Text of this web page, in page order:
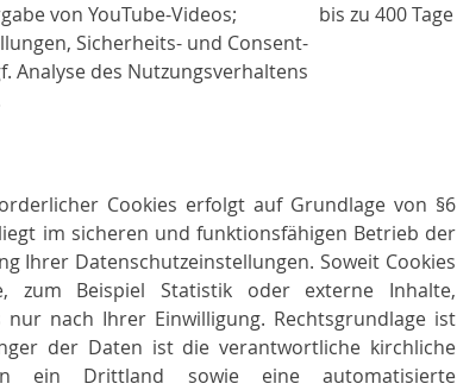
von YouTube-Videos;
Sicherheits- und Consent-
Analyse des Nutzungsverhaltens
bis zu 400 Tage
Cookies erfolgt auf Grundlage von §6
im sicheren und funktionsfähigen Betrieb der
Ihrer Datenschutzeinstellungen. Soweit Cookies
zum Beispiel Statistik oder externe Inhalte,
nach Ihrer Einwilligung. Rechtsgrundlage ist
der Daten ist die verantwortliche kirchliche
ein Drittland sowie eine automatisierte